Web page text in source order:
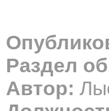
Раздел
Автор: